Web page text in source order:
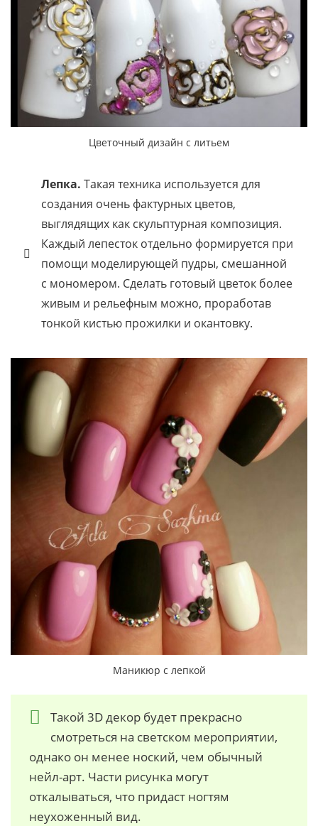
Цветочный дизайн с литьем
Лепка. Такая техника используется для
создания очень фактурных цветов,
выглядящих как скульптурная композиция.
Каждый лепесток отдельно формируется при
помощи моделирующей пудры, смешанной
с мономером. Сделать готовый цветок более
живым и рельефным можно, проработав
тонкой кистью прожилки и окантовку.
Маникюр с лепкой
Такой 3D декор будет прекрасно
смотреться на светском мероприятии,
однако он менее ноский, чем обычный
нейл-арт. Части рисунка могут
откалываться, что придаст ногтям
неухоженный вид.